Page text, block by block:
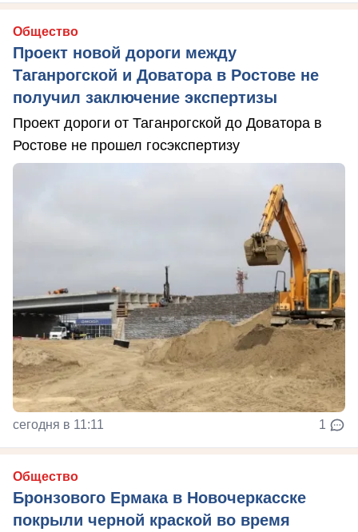
Общество
Проект новой дороги между
Таганрогской и Доватора в Ростове не
получил заключение экспертизы
Проект дороги от Таганрогской до Доватора в
Ростове не прошел госэкспертизу
сегодня в 11:11 1
Общество
Бронзового Ермака в Новочеркасске
покрыли черной краской во время